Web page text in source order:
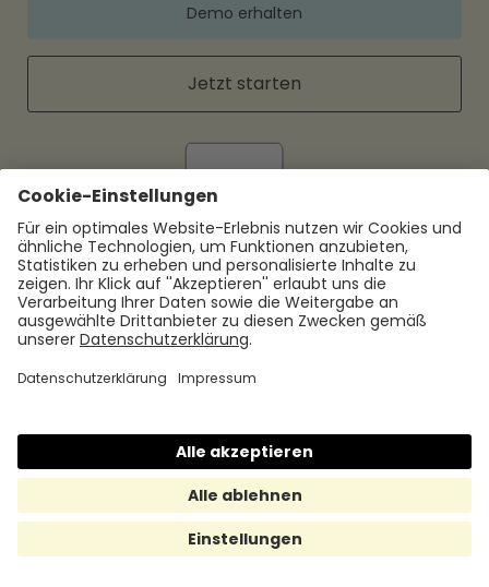
Demo erhalten
Jetzt starten